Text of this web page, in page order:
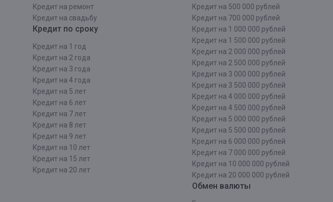
Кредит на ремонт
Кредит на свадьбу
Кредит по сроку
Кредит на 1 год
Кредит на 2 года
Кредит на 3 года
Кредит на 4 года
Кредит на 5 лет
Кредит на 6 лет
Кредит на 7 лет
Кредит на 8 лет
Кредит на 9 лет
Кредит на 10 лет
Кредит на 15 лет
Кредит на 20 лет
Кредит на 500 000 рублей
Кредит на 700 000 рублей
Кредит на 1 000 000 рублей
Кредит на 1 500 000 рублей
Кредит на 2 000 000 рублей
Кредит на 2 500 000 рублей
Кредит на 3 000 000 рублей
Кредит на 3 500 000 рублей
Кредит на 4 000 000 рублей
Кредит на 4 500 000 рублей
Кредит на 5 000 000 рублей
Кредит на 5 500 000 рублей
Кредит на 6 000 000 рублей
Кредит на 7 000 000 рублей
Кредит на 10 000 000 рублей
Кредит на 20 000 000 рублей
Обмен валюты